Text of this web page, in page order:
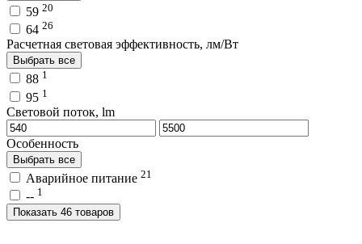
59 20
64 26
Расчетная световая эффективность, лм/Вт
Выбрать все
88 1
95 1
Световой поток, lm
Особенность
Выбрать все
Аварийное питание 21
-- 1
Показать 46 товаров